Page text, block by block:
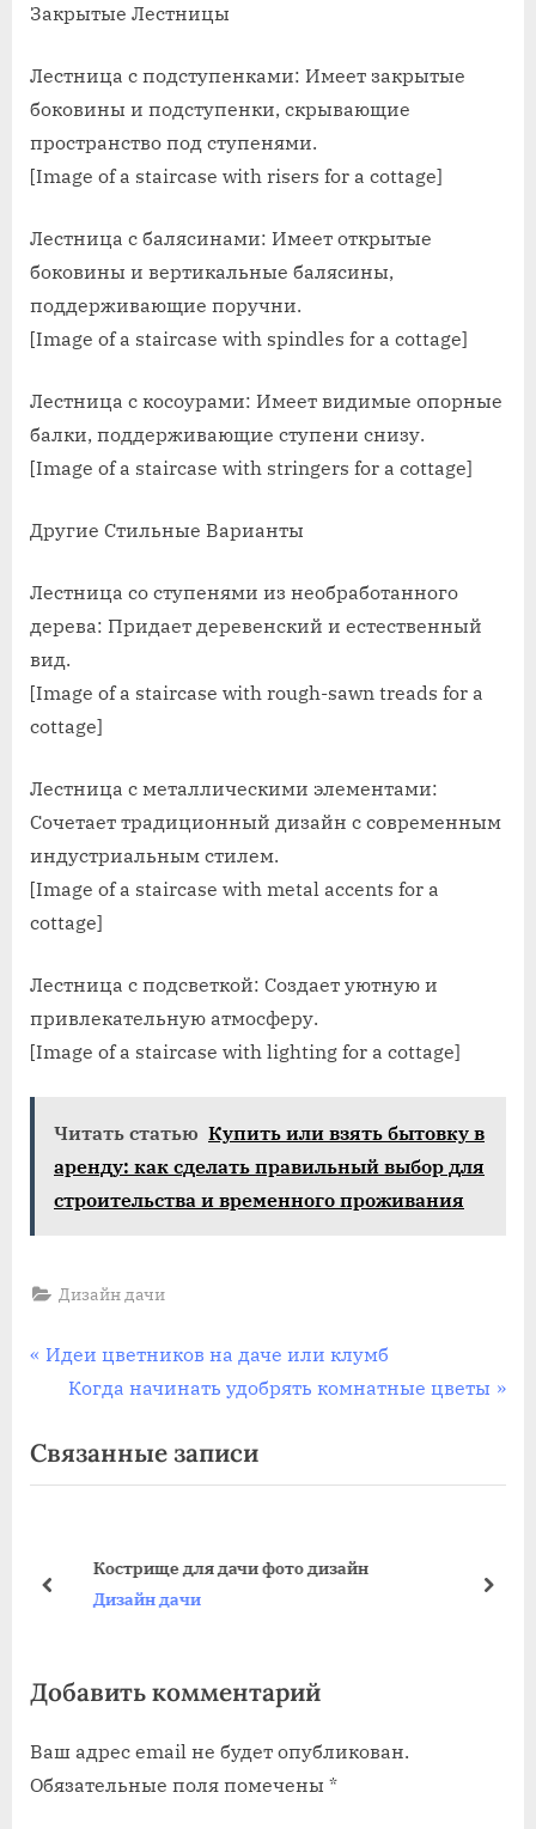
Закрытые Лестницы
Лестница с подступенками: Имеет закрытые
боковины и подступенки, скрывающие
пространство под ступенями.
[Image of a staircase with risers for a cottage]
Лестница с балясинами: Имеет открытые
боковины и вертикальные балясины,
поддерживающие поручни.
[Image of a staircase with spindles for a cottage]
Лестница с косоурами: Имеет видимые опорные
балки, поддерживающие ступени снизу.
[Image of a staircase with stringers for a cottage]
Другие Стильные Варианты
Лестница со ступенями из необработанного
дерева: Придает деревенский и естественный
вид.
[Image of a staircase with rough-sawn treads for a
cottage]
Лестница с металлическими элементами:
Сочетает традиционный дизайн с современным
индустриальным стилем.
[Image of a staircase with metal accents for a
cottage]
Лестница с подсветкой: Создает уютную и
привлекательную атмосферу.
[Image of a staircase with lighting for a cottage]
Читать статью Купить или взять бытовку в
аренду: как сделать правильный выбор для
строительства и временного проживания
Дизайн дачи
Навигация
записям
П
д
ы
щ
з
п
и
Идеи цветников на даче или клумб
С
е
д
з
п
и
Когда начинать удобрять комнатные цветы
Связанные записи
Кострище для дачи фото дизайн
Дизайн дачи
пред
Добавить комментарий
Ваш адрес email не будет опубликован.
Обязательные поля помечены *